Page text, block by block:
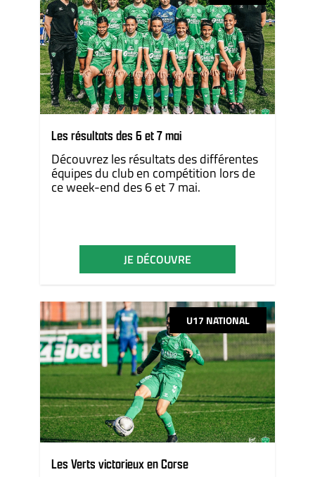
Les résultats des 6 et 7 mai
Découvrez les résultats des différentes
équipes du club en compétition lors de
ce week-end des 6 et 7 mai.
JE DÉCOUVRE
U17 NATIONAL
Les Verts victorieux en Corse